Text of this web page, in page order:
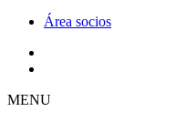
Área socios
MENU